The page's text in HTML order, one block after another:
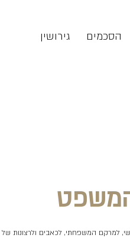
גירושין הסכמים
המשפט
למרקם המשפחתי, לכאבים ולרצונות